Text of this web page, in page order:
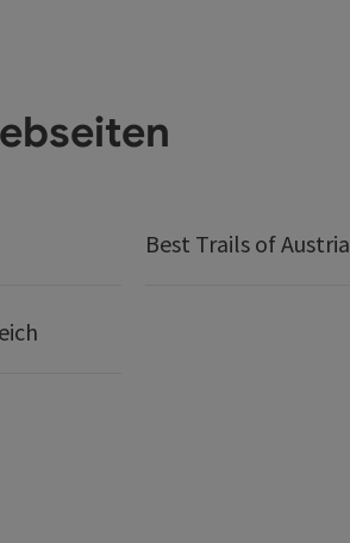
Best Trails of Austria